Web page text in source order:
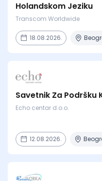
Holandskom Jeziku
Transcom Worldwide
18.08.2026.
Savetnik Za Podršku
Echo centar d.o.o.
12.08.2026.